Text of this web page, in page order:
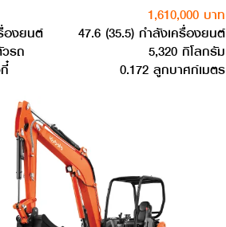
1,610,000 บาท
องยนต์
47.6 (35.5) กำลังเครื่องยนต์
รถ
5,320 กิโลกรัม
0.172 ลูกบาศก์เมตร